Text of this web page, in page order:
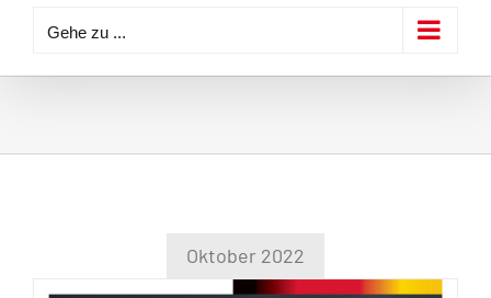
Gehe zu ...
Oktober 2022